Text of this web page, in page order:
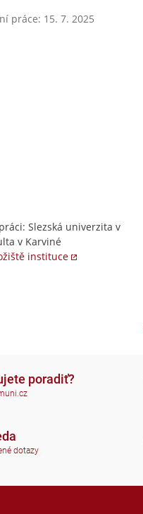
práce: 15. 7. 2025
Slezská univerzita v
v Karviné
instituce
poradiť?
dotazy